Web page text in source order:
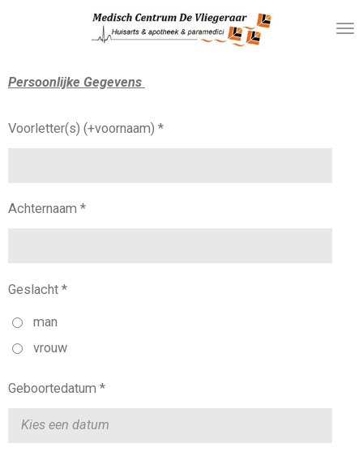
de
Persoonlijke Gegevens
Voorletter(s) (+voornaam) *
Achternaam *
Geslacht *
man
vrouw
Geboortedatum *